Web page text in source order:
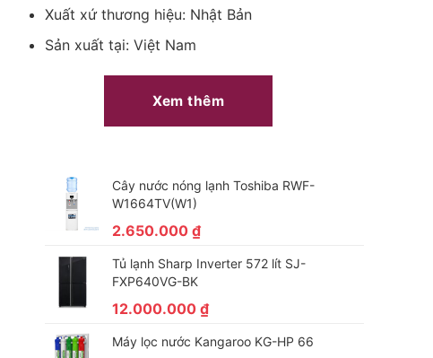
Xuất xứ thương hiệu: Nhật Bản
Sản xuất tại: Việt Nam
Xem thêm
Cây nước nóng lạnh Toshiba RWF-
W1664TV(W1)
2.650.000₫
Tủ lạnh Sharp Inverter 572 lít SJ-
FXP640VG-BK
12.000.000₫
Máy lọc nước Kangaroo KG-HP 66